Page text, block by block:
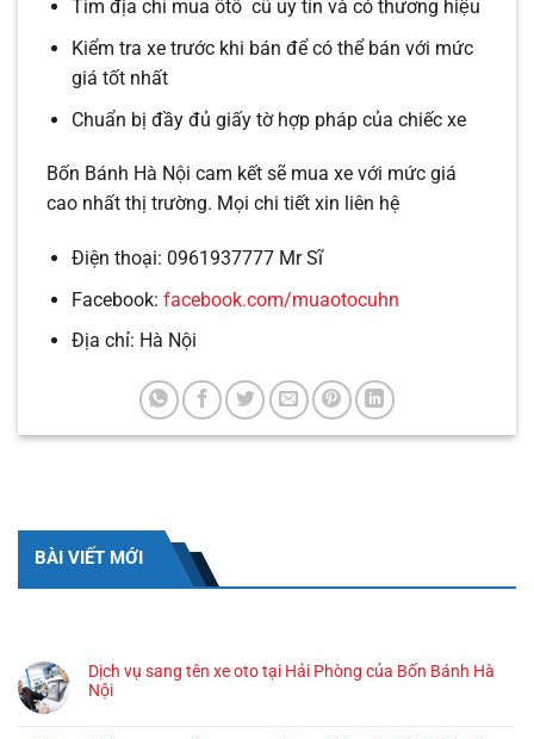
Tìm địa chỉ mua ôtô cũ uy tín và có thương hiệu
Kiểm tra xe trước khi bán để có thể bán với mức
giá tốt nhất
Chuẩn bị đầy đủ giấy tờ hợp pháp của chiếc xe
Bốn Bánh Hà Nội cam kết sẽ mua xe với mức giá
cao nhất thị trường. Mọi chi tiết xin liên hệ
Điện thoại: 0961937777 Mr Sĩ
Facebook: facebook.com/muaotocuhn
Địa chỉ: Hà Nội
BÀI VIẾT MỚI
Dịch vụ sang tên xe oto tại Hải Phòng của Bốn Bánh Hà
Nội